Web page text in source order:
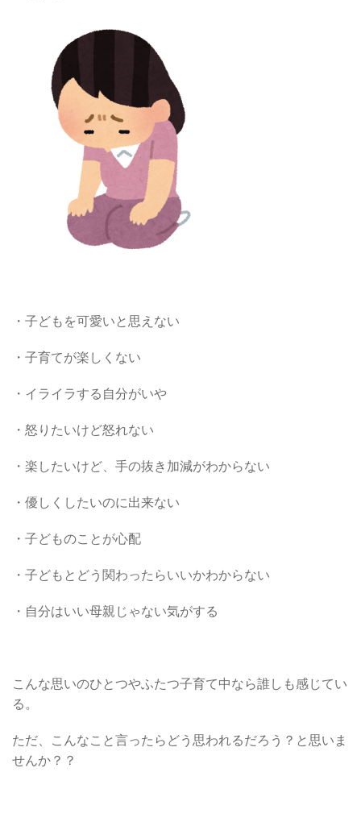
・子どもを可愛いと思えない
・子育てが楽しくない
・イライラする自分がいや
・怒りたいけど怒れない
・楽したいけど、手の抜き加減がわからない
・優しくしたいのに出来ない
・子どものことが心配
・子どもとどう関わったらいいかわからない
・自分はいい母親じゃない気がする
こんな思いのひとつやふたつ子育て中なら誰しも感じてい
る。
ただ、こんなこと言ったらどう思われるだろう？と思いま
せんか？？